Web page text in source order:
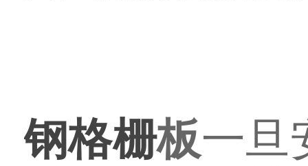
钢格栅板一旦